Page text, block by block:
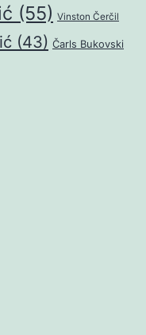
(55) Vinston Čerčil
(43) Čarls Bukovski